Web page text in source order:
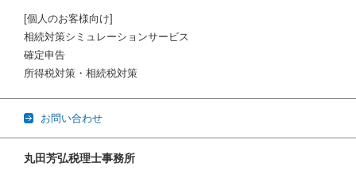
[個人のお客様向け]
相続対策シミュレーションサービス
確定申告
所得税対策・相続税対策
お問い合わせ
丸田芳弘税理士事務所